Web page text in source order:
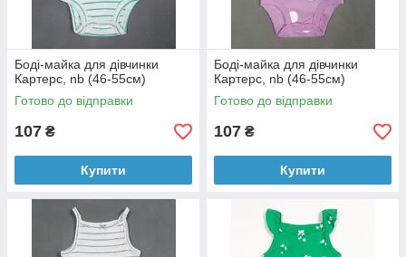
Боді-майка для дівчинки
Картерс, nb (46-55см)
Готово до відправки
107 ₴
Купити
Боді-майка для дівчинки
Картерс, nb (46-55см)
Готово до відправки
107 ₴
Купити